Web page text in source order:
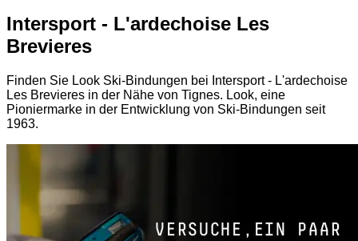
Intersport - L'ardechoise Les
Brevieres
Finden Sie Look Ski-Bindungen bei Intersport - L'ardechoise
Les Brevieres in der Nähe von Tignes. Look, eine
Pioniermarke in der Entwicklung von Ski-Bindungen seit
1963.